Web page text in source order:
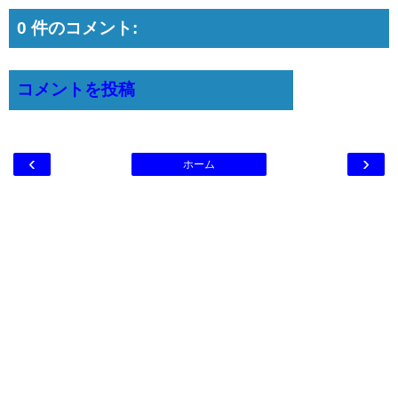
0 件のコメント:
コメントを投稿
‹ ›
ホーム